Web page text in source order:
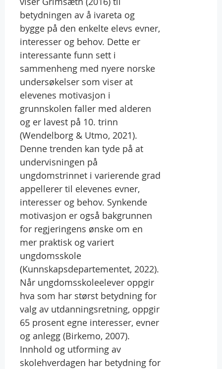
betydningen av å ivareta og
bygge på den enkelte elevs evner,
interesser og behov. Dette er
interessante funn sett i
sammenheng med nyere norske
undersøkelser som viser at
elevenes motivasjon i
grunnskolen faller med alderen
og er lavest på 10. trinn
(Wendelborg & Utmo, 2021).
Denne trenden kan tyde på at
undervisningen på
ungdomstrinnet i varierende grad
appellerer til elevenes evner,
interesser og behov. Synkende
motivasjon er også bakgrunnen
for regjeringens ønske om en
mer praktisk og variert
ungdomsskole
(Kunnskapsdepartementet, 2022).
Når ungdomsskoleelever oppgir
hva som har størst betydning for
valg av utdanningsretning, oppgir
65 prosent egne interesser, evner
og anlegg (Birkemo, 2007).
Innhold og utforming av
skolehverdagen har betydning for